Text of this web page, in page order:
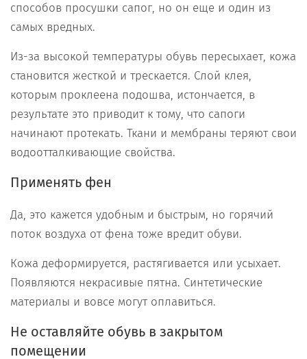
способов просушки сапог, но он еще и один из
самых вредных.
Из-за высокой температуры обувь пересыхает, кожа
становится жесткой и трескается. Слой клея,
которым проклеена подошва, истончается, в
результате это приводит к тому, что сапоги
начинают протекать. Ткани и мембраны теряют свои
водоотталкивающие свойства.
Применять фен
Да, это кажется удобным и быстрым, но горячий
поток воздуха от фена тоже вредит обуви.
Кожа деформируется, растягивается или усыхает.
Появляются некрасивые пятна. Синтетические
материалы и вовсе могут оплавиться.
Не оставляйте обувь в закрытом
помещении